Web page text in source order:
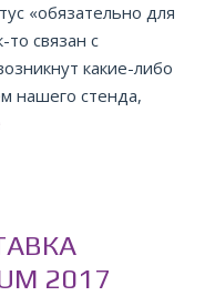
«обязательно для
связан с
какие-либо
нашего стенда,
2017